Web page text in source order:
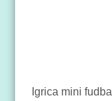
Igrica mini